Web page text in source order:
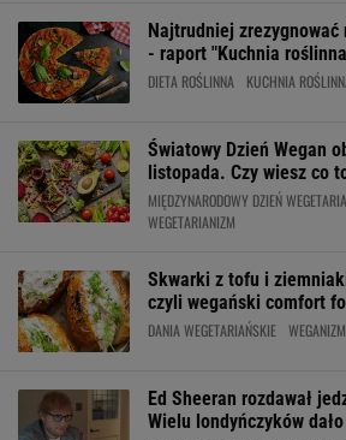
Najtrudniej
- raport "Kuchnia
DIETA ROŚLINNA KUCHNIA
Światowy Dzień Wegan
listopada. Czy wiesz co
MIĘDZYNARODOWY DZIEŃ
WEGETARIANIZM
Skwarki z tofu i
czyli wegański comfort
DANIA WEGETARIAŃSKIE WEGANIZM
Ed Sheeran rozdawał
Wielu londyńczyków